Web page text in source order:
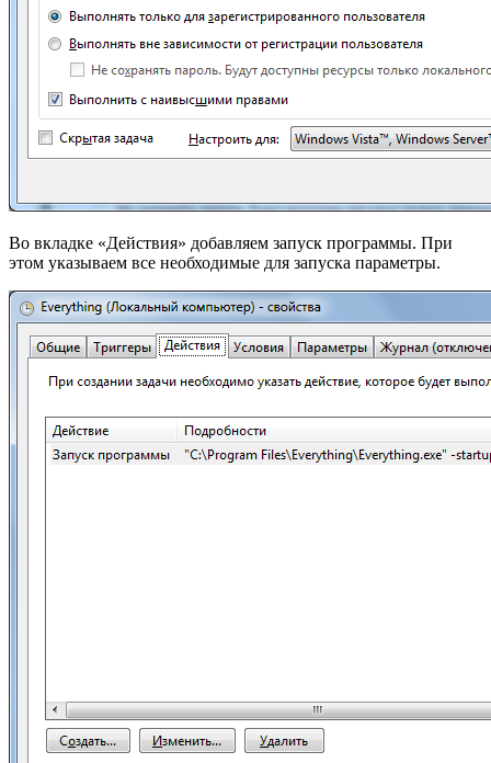
Во вкладке «Действия» добавляем запуск программы. При
этом указываем все необходимые для запуска параметры.